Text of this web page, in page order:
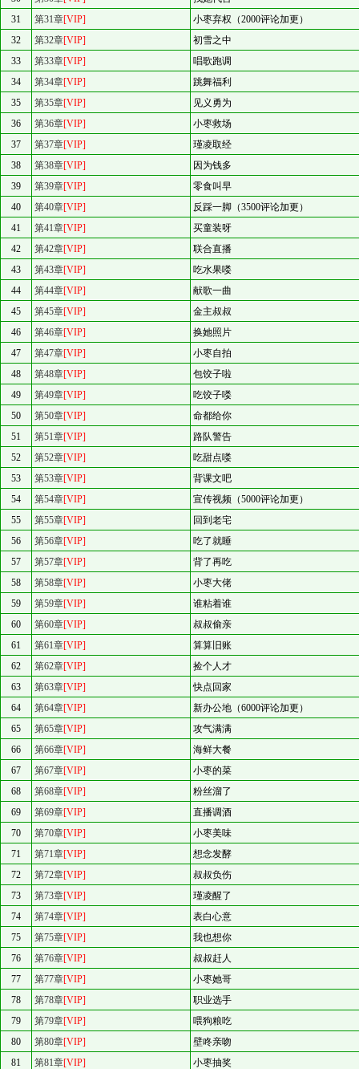
31
第31章[VIP]
小枣弃权（2000评论加更）
32
第32章[VIP]
初雪之中
33
第33章[VIP]
唱歌跑调
34
第34章[VIP]
跳舞福利
35
第35章[VIP]
见义勇为
36
第36章[VIP]
小枣救场
37
第37章[VIP]
瑾凌取经
38
第38章[VIP]
因为钱多
39
第39章[VIP]
零食叫早
40
第40章[VIP]
反踩一脚（3500评论加更）
41
第41章[VIP]
买童装呀
42
第42章[VIP]
联合直播
43
第43章[VIP]
吃水果喽
44
第44章[VIP]
献歌一曲
45
第45章[VIP]
金主叔叔
46
第46章[VIP]
换她照片
47
第47章[VIP]
小枣自拍
48
第48章[VIP]
包饺子啦
49
第49章[VIP]
吃饺子喽
50
第50章[VIP]
命都给你
51
第51章[VIP]
路队警告
52
第52章[VIP]
吃甜点喽
53
第53章[VIP]
背课文吧
54
第54章[VIP]
宣传视频（5000评论加更）
55
第55章[VIP]
回到老宅
56
第56章[VIP]
吃了就睡
57
第57章[VIP]
背了再吃
58
第58章[VIP]
小枣大佬
59
第59章[VIP]
谁粘着谁
60
第60章[VIP]
叔叔偷亲
61
第61章[VIP]
算算旧账
62
第62章[VIP]
捡个人才
63
第63章[VIP]
快点回家
64
第64章[VIP]
新办公地（6000评论加更）
65
第65章[VIP]
攻气满满
66
第66章[VIP]
海鲜大餐
67
第67章[VIP]
小枣的菜
68
第68章[VIP]
粉丝溜了
69
第69章[VIP]
直播调酒
70
第70章[VIP]
小枣美味
71
第71章[VIP]
想念发酵
72
第72章[VIP]
叔叔负伤
73
第73章[VIP]
瑾凌醒了
74
第74章[VIP]
表白心意
75
第75章[VIP]
我也想你
76
第76章[VIP]
叔叔赶人
77
第77章[VIP]
小枣她哥
78
第78章[VIP]
职业选手
79
第79章[VIP]
喂狗粮吃
80
第80章[VIP]
壁咚亲吻
81
第81章[VIP]
小枣抽奖